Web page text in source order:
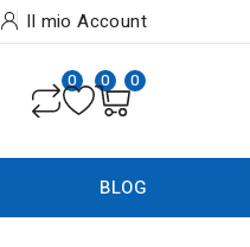
Il mio Account
0 0 0
BLOG